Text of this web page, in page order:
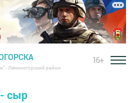
- Лениногорский район
16+
сыр